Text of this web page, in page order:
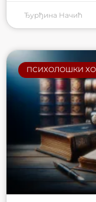
Ђурђина Начић
ПСИХОЛОШКИ